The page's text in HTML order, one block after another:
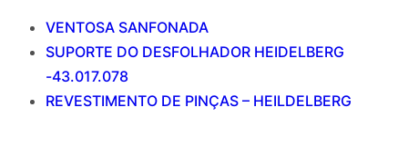
VENTOSA SANFONADA
SUPORTE DO DESFOLHADOR HEIDELBERG
-43.017.078
REVESTIMENTO DE PINÇAS – HEILDELBERG